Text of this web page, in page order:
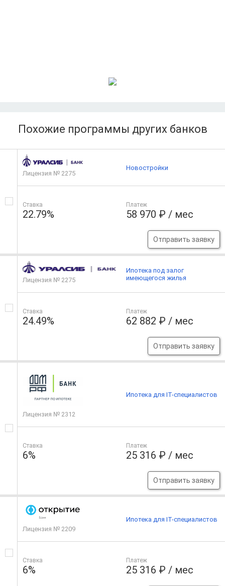
Похожие программы других банков
Лицензия № 2275
Ставка
22.79%
Платеж
58 970 ₽ / мес
Отправить заявку
Новостройки
Лицензия № 2275
Ставка
24.49%
Платеж
62 882 ₽ / мес
Отправить заявку
Ипотека под залог
имеющегося жилья
Лицензия № 2312
Ставка
6%
Платеж
25 316 ₽ / мес
Отправить заявку
Ипотека для IT-специалистов
Лицензия № 2209
Ставка
6%
Платеж
25 316 ₽ / мес
Ипотека для IT-специалистов